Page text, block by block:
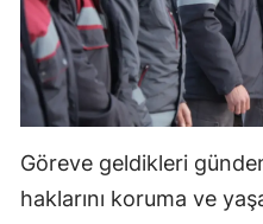
Göreve geldikleri
haklarını koruma ve